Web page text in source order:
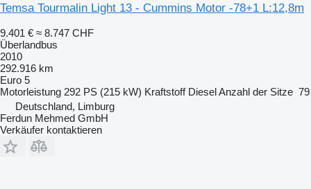
Temsa Tourmalin Light 13 - Cummins Motor -78+1 L:12,8m
9.401 € ≈ 8.747 CHF
Überlandbus
2010
292.916 km
Euro 5
Motorleistung 292 PS (215 kW) Kraftstoff DieselAnzahl der Sitze 79
Deutschland, Limburg
Ferdun Mehmed GmbH
Verkäufer kontaktieren